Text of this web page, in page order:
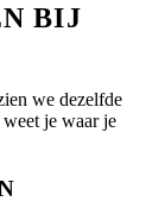
BIJ
we dezelfde
je waar je